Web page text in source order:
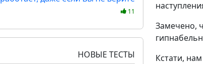
11
НОВЫЕ ТЕСТЫ
Замечено,
Кстати,